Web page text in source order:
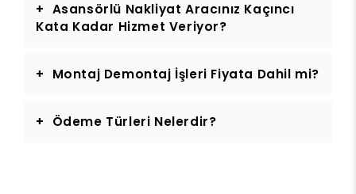
Asansörlü Nakliyat Aracınız Kaçıncı
Kata Kadar Hizmet Veriyor?
Montaj Demontaj İşleri Fiyata Dahil mi?
Ödeme Türleri Nelerdir?